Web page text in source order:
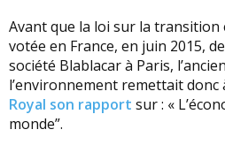
Avant que la loi sur la
votée en France, en juin 2015,
société Blablacar à Paris,
l’environnement remettait donc
Royal son rapport sur : «
monde”.